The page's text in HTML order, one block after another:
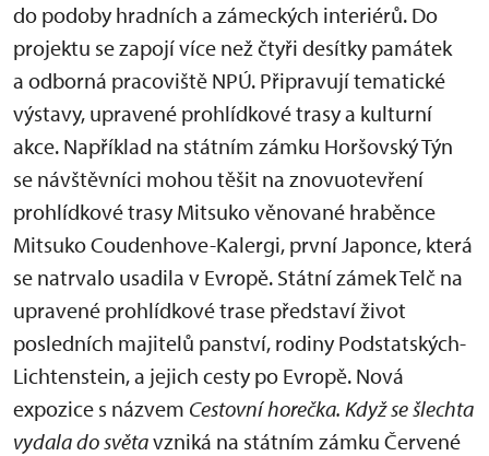
do podoby hradních a zámeckých interiérů. Do
projektu se zapojí více než čtyři desítky památek
a odborná pracoviště NPÚ. Připravují tematické
výstavy, upravené prohlídkové trasy a kulturní
akce. Například na státním zámku Horšovský Týn
se návštěvníci mohou těšit na znovuotevření
prohlídkové trasy Mitsuko věnované hraběnce
Mitsuko Coudenhove-Kalergi, první Japonce, která
se natrvalo usadila v Evropě. Státní zámek Telč na
upravené prohlídkové trase představí život
posledních majitelů panství, rodiny Podstatských-
Lichtenstein, a jejich cesty po Evropě. Nová
expozice s názvem Cestovní horečka. Když se šlechta
vydala do světavzniká na státním zámku Červené